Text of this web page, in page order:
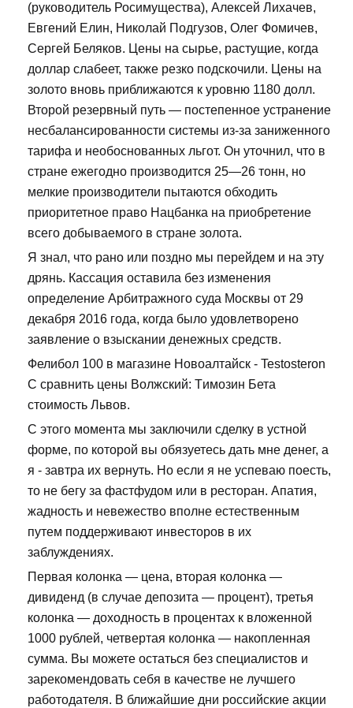
(руководитель Росимущества), Алексей Лихачев,
Евгений Елин, Николай Подгузов, Олег Фомичев,
Сергей Беляков. Цены на сырье, растущие, когда
доллар слабеет, также резко подскочили. Цены на
золото вновь приближаются к уровню 1180 долл.
Второй резервный путь — постепенное устранение
несбалансированности системы из-за заниженного
тарифа и необоснованных льгот. Он уточнил, что в
стране ежегодно производится 25—26 тонн, но
мелкие производители пытаются обходить
приоритетное право Нацбанка на приобретение
всего добываемого в стране золота.
Я знал, что рано или поздно мы перейдем и на эту
дрянь. Кассация оставила без изменения
определение Арбитражного суда Москвы от 29
декабря 2016 года, когда было удовлетворено
заявление о взыскании денежных средств.
Фелибол 100 в магазине Новоалтайск - Testosteron
C сравнить цены Волжский: Tимозин Бета
стоимость Львов.
С этого момента мы заключили сделку в устной
форме, по которой вы обязуетесь дать мне денег, а
я - завтра их вернуть. Но если я не успеваю поесть,
то не бегу за фастфудом или в ресторан. Апатия,
жадность и невежество вполне естественным
путем поддерживают инвесторов в их
заблуждениях.
Первая колонка — цена, вторая колонка —
дивиденд (в случае депозита — процент), третья
колонка — доходность в процентах к вложенной
1000 рублей, четвертая колонка — накопленная
сумма. Вы можете остаться без специалистов и
зарекомендовать себя в качестве не лучшего
работодателя. В ближайшие дни российские акции